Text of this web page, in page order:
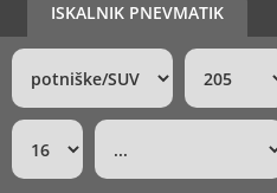
ISKALNIK PNEVMATIK